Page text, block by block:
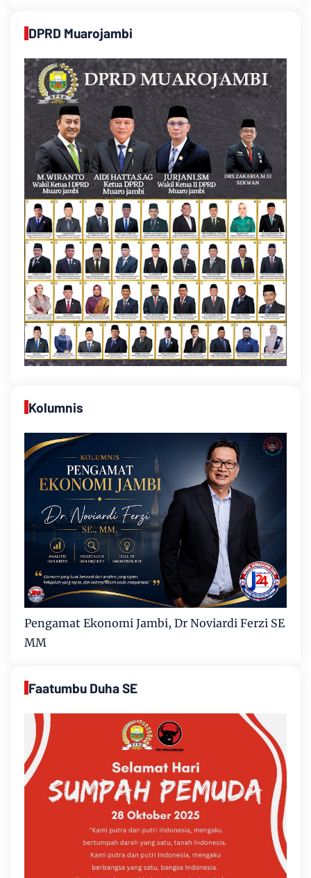
DPRD Muarojambi
Kolumnis
Pengamat Ekonomi Jambi, Dr Noviardi Ferzi SE
MM
Faatumbu Duha SE